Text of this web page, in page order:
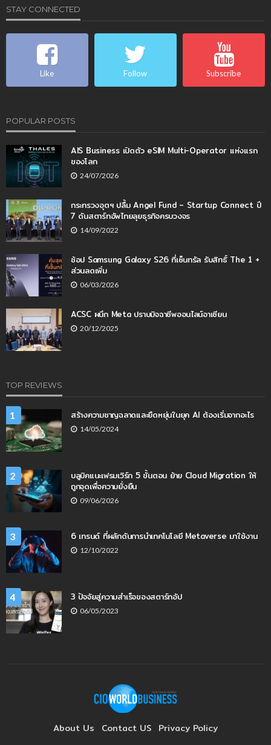
STAY CONNECTED
Like Follow Subscribe
POPULAR POSTS
AIS Business เปิดตัว eSIM Multi-Operator แห่งแรก
ของโลก
24/07/2026
กระทรวงอุตฯ ปลื้ม Angel Fund – Startup Connect ปี
7 ดันสตาร์ทอัพไทยลุยธุรกิจครบวงจร
14/09/2022
ช้อป Samsung Galaxy S26 ที่เซ็นทรัล รับสิทธิ์ The 1 +
ส่วนลดเพิ่ม
06/03/2026
ACSC ผนึก Meta ปราบมิจฉาชีพออนไลน์อาเซียน
20/12/2025
TOP REVIEWS
1 สร้างความชาญฉลาดและยืดหยุ่นในยุค AI ต้องเริ่มจากอะไร
14/05/2024
2
บลูบิคแนะเฟรมเวิร์ก 5 ขั้นตอน ย้าย Cloud Migration ให้
ถูกจุดเพื่อความยั่งยืน
09/06/2026
3 6 เทรนด์ ที่ผลักดันการนำเทคโนโลยี Metaverse มาใช้งาน
12/10/2022
4 3 ปัจจัยสู่ความสำเร็จของสตาร์ทอัป
06/05/2023
About Us Contact US Privacy Policy